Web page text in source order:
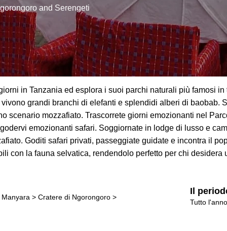
and Serengeti
in Tanzania ed esplora i suoi parchi naturali più famosi in
grandi branchi di elefanti e splendidi alberi di baobab.
scenario mozzafiato. Trascorrete giorni emozionanti nel
emozionanti safari. Soggiornate in lodge di lusso e
Goditi safari privati, passeggiate guidate e incontra il
con la fauna selvatica, rendendolo perfetto per chi desidera
> Cratere di Ngorongoro >
Il
Tutto l'anno